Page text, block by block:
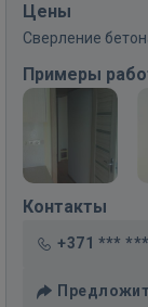
Цены
Сверление
Примеры
Контакты
+371 ***